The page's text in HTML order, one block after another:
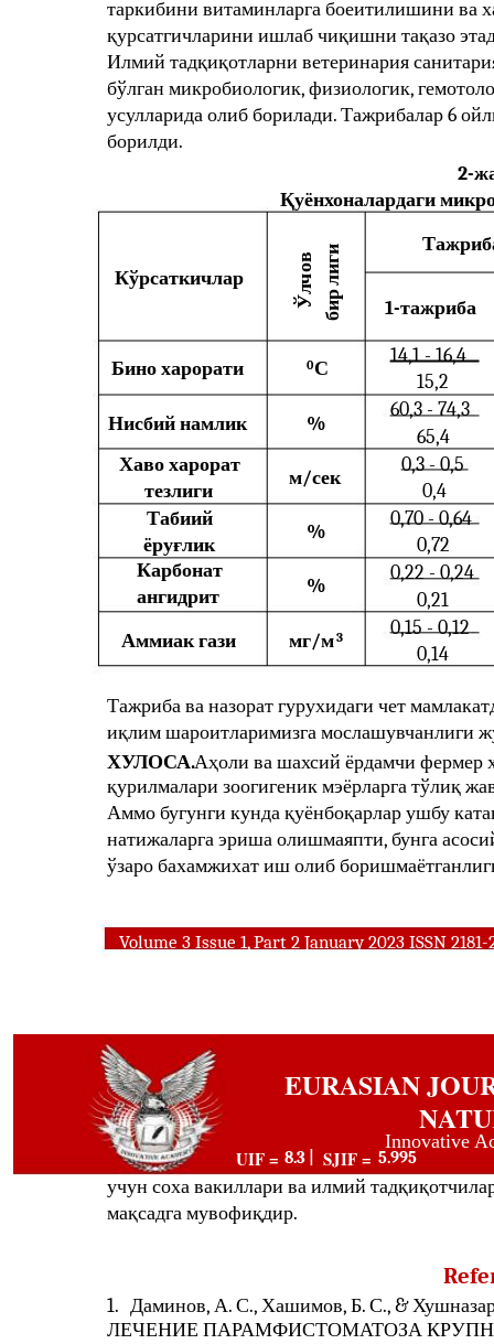
Volume 3 Issue 1, Part 2 January 2023 ISSN 2181-
таркибини витаминларга боеитилишини ва
қурсатгичларини ишлаб чиқишни тақазо
Илмий тадқиқотларни ветеринария
бўлган микробиологик, физиологик,
усулларида олиб борилади. Тажрибалар 6
борилди.
2-
Қуёнхоналардаги
Кўрсаткичлар
Ўл
ч
ов
бир
лиги
1-тажриба
Бино харорати 0С
14,1 - 16,4
15,2
Нисбий намлик
%
60,3 - 74,3
65,4
Хаво харорат
тезлиги
м/сек
0,3 - 0,5
0,4
Табиий
ёруғлик
%
0,70 - 0,64
0,72
Карбонат
ангидрит
%
0,22 - 0,24
0,21
Аммиак гази
мг/м3
0,15 - 0,12
0,14
Тажриба ва назорат гурухидаги чет
иқлим шароитларимизга мослашувчанлиги
ХУЛОСА.Аҳоли ва шахсий ёрдамчи фермер
қурилмалари зоогигеник мэёрларга тўлиқ
Аммо бугунги кунда қуёнбоқарлар ушбу
натижаларга эриша олишмаяпти, бунга
ўзаро бахамжихат иш олиб
EURASIAN
Innovative
UIF = 8.3 | SJIF = 5.995
учун соха вакиллари ва илмий
мақсадга мувофиқдир.
1. Даминов, А. С., Хашимов, Б. С., &
ЛЕЧЕНИЕ ПАРАМФИСТОМАТОЗА